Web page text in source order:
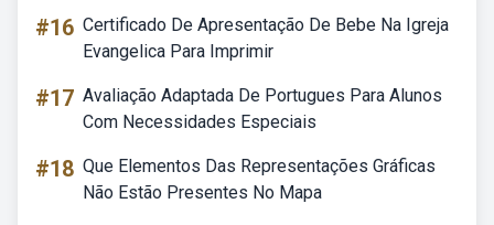
#16 Certificado De Apresentação De Bebe Na Igreja
Evangelica Para Imprimir
#17 Avaliação Adaptada De Portugues Para Alunos
Com Necessidades Especiais
#18 Que Elementos Das Representações Gráficas
Não Estão Presentes No Mapa